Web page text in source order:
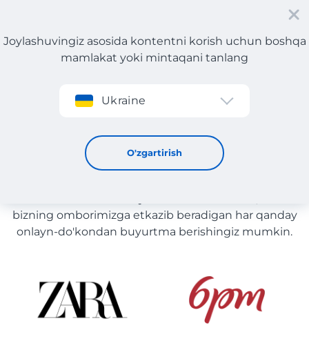
Roʻyxatdan oʻtish
Joylashuvingiz asosida kontentni korish uchun boshqa
mamlakat yoki mintaqani tanlang
Ukraine
O'zgartirish
Kanadadagi do'konlar katalogi
Kanadadagi do'konlar katalogi
bizning omborimizga etkazib beradigan har qanday
onlayn-do'kondan buyurtma berishingiz mumkin.